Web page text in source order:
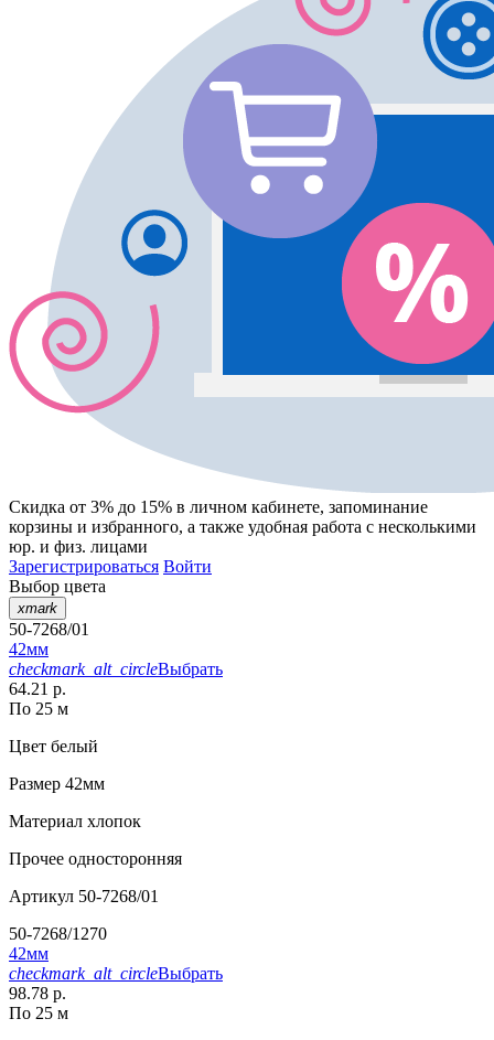
Скидка от 3% до 15% в личном кабинете, запоминание
корзины и избранного, а также удобная работа с несколькими
юр. и физ. лицами
Зарегистрироваться Войти
Выбор цвета
xmark
50-7268/01
42мм
checkmark_alt_circleВыбрать
64.21 р.
По 25 м
Цвет белый
Размер 42мм
Материал хлопок
Прочее односторонняя
Артикул 50-7268/01
50-7268/1270
42мм
checkmark_alt_circleВыбрать
98.78 р.
По 25 м